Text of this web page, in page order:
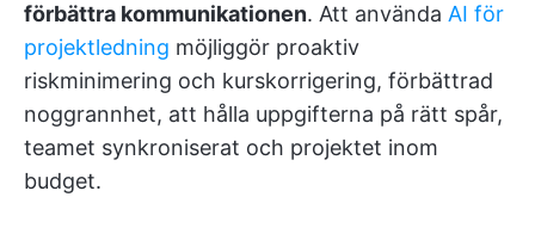
förbättra kommunikationen. Att använda AI för
projektledning möjliggör proaktiv
riskminimering och kurskorrigering, förbättrad
noggrannhet, att hålla uppgifterna på rätt spår,
teamet synkroniserat och projektet inom
budget.